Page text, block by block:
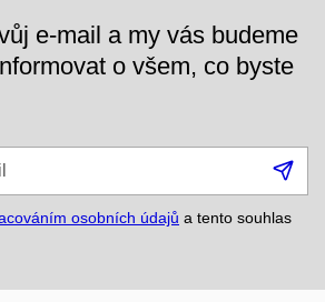
e-mail a my vás budeme
o všem, co byste
osobních údajů a tento souhlas